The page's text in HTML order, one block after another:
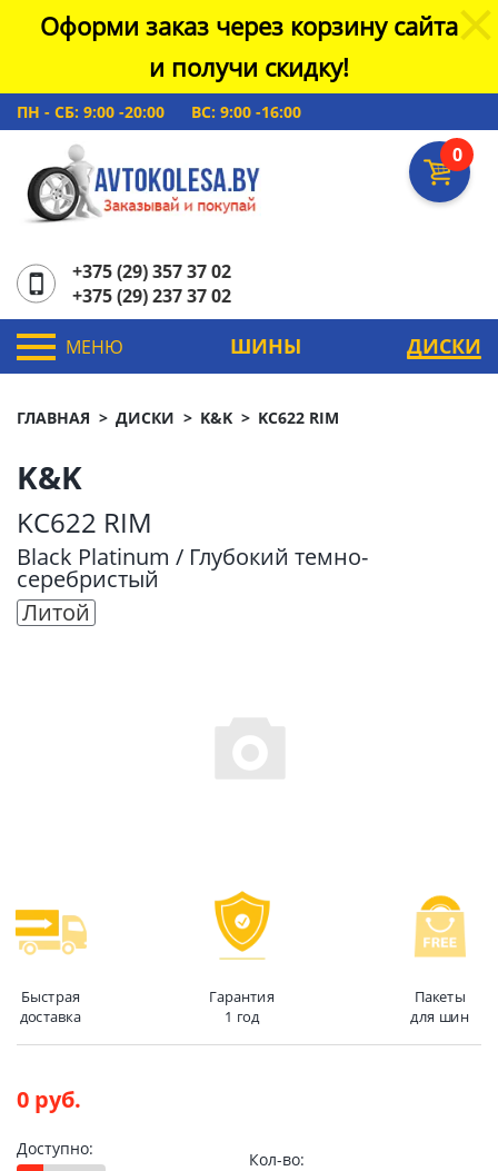
Оформи заказ через корзину сайта
и получи скидку!
ПН - СБ: 9:00 -20:00 ВС: 9:00 -16:00
0
+375 (29) 357 37 02
+375 (29) 237 37 02
МЕНЮ ШИНЫ ДИСКИ
ГЛАВНАЯ ДИСКИ K&K KC622 RIM
K&K
KC622 RIM
Black Platinum / Глубокий темно-
серебристый
Литой
Быстрая
доставка
Гарантия
1 год
Пакеты
для шин
0 руб.
Доступно:
Кол-во: